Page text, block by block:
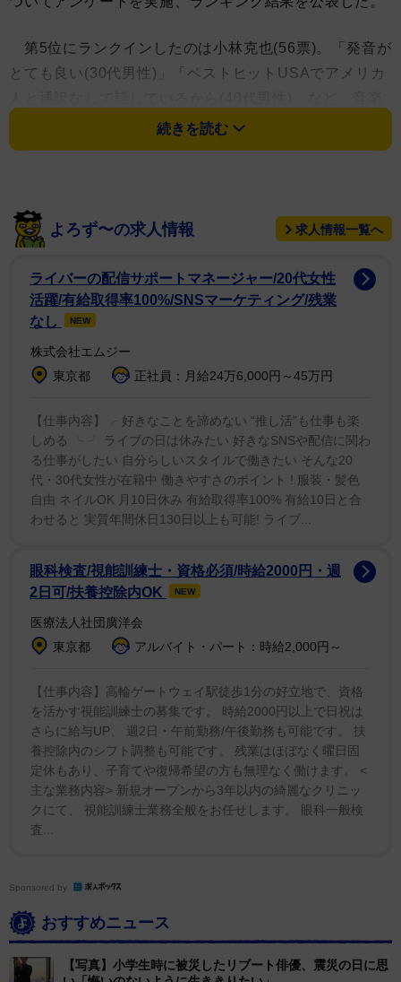
第5位にランクインしたのは小林克也(56票)。「発音が
とても良い(30代男性)」「ベストヒットUSAでアメリカ
番組などで見せる流暢な英語のトークを覚えている人が
多く、「英語が上手な日本人」として強い印象を持たれ
第4位は渡辺謙(64票)。「映画でよく見てかっこいい
(20代男性)」「ハリウッドで活躍するためにあれだけ英
語を話せるようになる努力がすごいと思った(30代女
性)」など、世界を舞台に活躍する俳優だからこそ、その
英語力に説得力を感じる人が多かった。
第3位は滝川クリステル(66票)。「オリンピック選考の
性)」「優雅で落ち着きのある話し方が魅力的(50代男
性)」「元アナウンサーなので、総合的に流暢、上手だと
思う(60代男性)」など、東京オリンピックの招致スピー
チで見せた流暢な英語と落ち着いた話し方が強く記憶に
残っているようだ。
第2位は宇多田ヒカル(91票)。「英語を使いこなしてい
て表現のニュアンスが豊かだと感じる(30代男性)」「さ
らっと気負わず英語を話せそう(30代女性)」「ただ話せ
るだけでなく考え方や世界観を表現するのが上手だから
り、回答では「ネイティブ」「自然な会話」といった声
が多く見られた。ただ話せるだけではなく、自分の考え
や感性を英語で自然に表現できる姿に憧れを抱く人は多
い。
第1位は鈴木亮平(93票)。「東京外語大卒で最高ではな
いですか(20代男性)」「努力して英語が話せるようにな
える(40代女性)」など、単なるイメージではなく、経歴
から確かな英語力を感じている人が多い。「努力して英
語が話せるようになった人」という点に共感する声もあ
り、憧れだけでなく「自分も頑張れば近づけるかもしれ
続きを読む
よろず〜の求人情報 求人情報一覧へ
ライバーの配信サポートマネージャー/20代女性
活躍/有給取得率100%/SNSマーケティング/残業
なし
NEW
株式会社エムジー
東京都
正社員：月給24万6,000円～45万円
【仕事内容】╭ 好きなことを諦めない “推し活”も仕事も楽
しめる ╰ ╯ ライブの日は休みたい 好きなSNSや配信に関わ
る仕事がしたい 自分らしいスタイルで働きたい そんな20
代・30代女性が在籍中 働きやすさのポイント ! 服装・髪色
自由 ネイルOK 月10日休み 有給取得率100% 有給10日と合
わせると 実質年間休日130日以上も可能! ライブ...
眼科検査/視能訓練士・資格必須/時給2000円・週
2日可/扶養控除内OK
NEW
医療法人社団廣洋会
東京都
アルバイト・パート：時給2,000円～
【仕事内容】高輪ゲートウェイ駅徒歩1分の好立地で、資格
を活かす視能訓練士の募集です。 時給2000円以上で日祝は
さらに給与UP、 週2日・午前勤務/午後勤務も可能です。 扶
養控除内のシフト調整も可能です。 残業はほぼなく曜日固
定休もあり、子育てや復帰希望の方も無理なく働けます。 <
主な業務内容> 新規オープンから3年以内の綺麗なクリニッ
クにて、 視能訓練士業務全般をお任せします。 眼科一般検
査...
Sponsored by
おすすめニュース
【写真】小学生時に被災したリブート俳優、震災の日に思